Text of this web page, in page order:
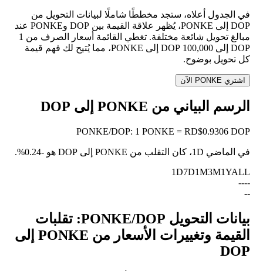
في الجدول أعلاه، ستجد مخططًا شاملًا لبيانات التحويل من
DOP إلى PONKE، يُظهر علاقة القيمة بين DOP وPONKE عند
مبالغ تحويل شائعة مختلفة. تغطي القائمة أسعار الصرف من 1
DOP إلى 100,000 DOP إلى PONKE، مما يُتيح لك فهم قيمة
كل تحويل بوضوح.
اشتري PONKE الآن
الرسم البياني من PONKE إلى DOP
PONKE/DOP: 1 PONKE = RD$0.9306 DOP
في الماضي 1D، كان التقلب من PONKE إلى DOP هو -0.24%
.
1D7D1M3M1YALL
--
--
--
بيانات التحويل PONKE/DOP: تقلبات
القيمة وتغييرات الأسعار من PONKE إلى
DOP